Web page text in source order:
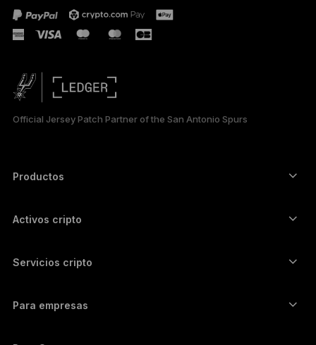
РУССКИЙ
日本語
Official Jersey Patch Partner of the San Antonio Spurs
Productos
Hardware Wallet
Ledger Stax
Ledger Nano Classics
Activos cripto
Billetera para Ethereum
Billetera para Cardano
Servicios cripto
Compra cripto
Para empresas